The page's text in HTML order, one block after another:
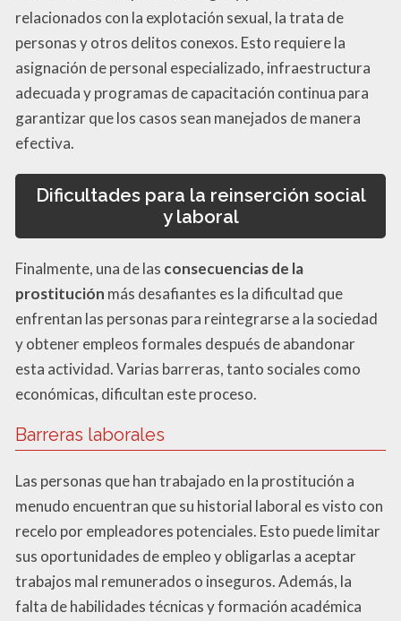
relacionados con la explotación sexual, la trata de
personas y otros delitos conexos. Esto requiere la
asignación de personal especializado, infraestructura
adecuada y programas de capacitación continua para
garantizar que los casos sean manejados de manera
efectiva.
Dificultades para la reinserción social
y laboral
Finalmente, una de las consecuencias de la
prostitución más desafiantes es la dificultad que
enfrentan las personas para reintegrarse a la sociedad
y obtener empleos formales después de abandonar
esta actividad. Varias barreras, tanto sociales como
económicas, dificultan este proceso.
Barreras laborales
Las personas que han trabajado en la prostitución a
menudo encuentran que su historial laboral es visto con
recelo por empleadores potenciales. Esto puede limitar
sus oportunidades de empleo y obligarlas a aceptar
trabajos mal remunerados o inseguros. Además, la
falta de habilidades técnicas y formación académica